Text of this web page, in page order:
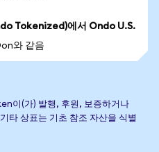
Tokenized)에서 Ondo U.S.
와 같음
이(가) 발행, 후원, 보증하거나
타 상표는 기초 참조 자산을 식별